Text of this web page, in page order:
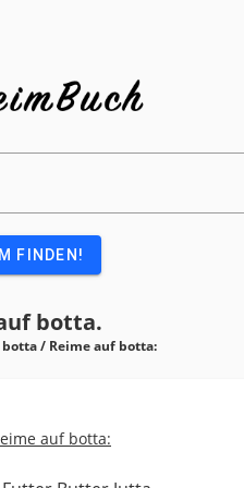
FINDEN!
botta.
/ Reime auf botta:
auf botta: